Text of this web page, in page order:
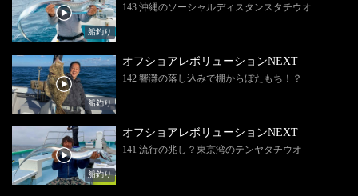
船釣り
143 沖縄のソーシャルディスタンスタチウオ
船釣り
オフショアレボリューションNEXT
142 響灘の落し込みで棚からぼたもち！？
船釣り
オフショアレボリューションNEXT
141 流行の兆し？東京湾のテンヤタチウオ